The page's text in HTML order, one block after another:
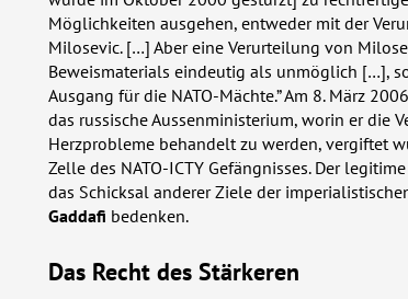
Möglichkeiten ausgehen, entweder mit der
Milosevic. […] Aber eine Verurteilung von
Beweismaterials eindeutig als unmöglich […],
Ausgang für die NATO-Mächte.” Am 8. März
das russische Aussenministerium, worin er die
Herzprobleme behandelt zu werden, vergiftet
Zelle des NATO-ICTY Gefängnisses. Der
das Schicksal anderer Ziele der
Gaddafi bedenken.
Das Recht des Stärkeren